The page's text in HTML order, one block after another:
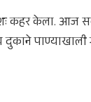
कहर केला. आज
पाण्याखाली